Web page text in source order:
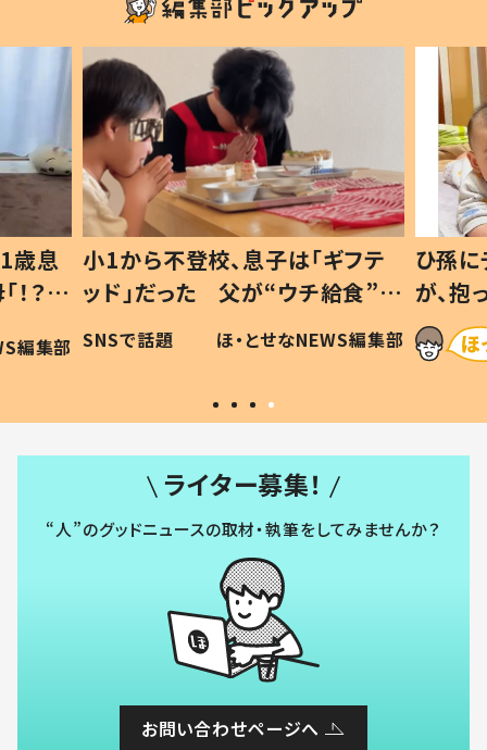
歳息
？」
編集部
小1から不登校、息子は「ギフテ
ッド」だった 父が“ウチ給食”を
作り続ける理由とは #令和の親
#令和の子
SNSで話題 ほ・とせなNEWS編集部
ひ孫
が、
「涙が
い」
ライター募集！
“人”のグッドニュースの取材・執筆をしてみませんか？
お問い合わせページへ